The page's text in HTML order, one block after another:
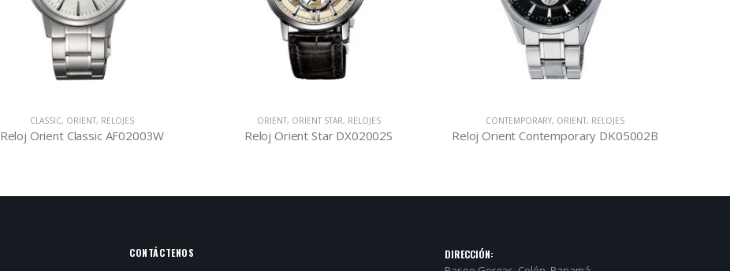
CLASSIC, ORIENT, RELOJES
Reloj Orient Classic AF02003W
ORIENT, ORIENT STAR, RELOJES
Reloj Orient Star DX02002S
CONTEMPORARY, ORIENT, RELOJES
Reloj Orient Contemporary DK05002B
CONTÁCTENOS DIRECCIÓN: